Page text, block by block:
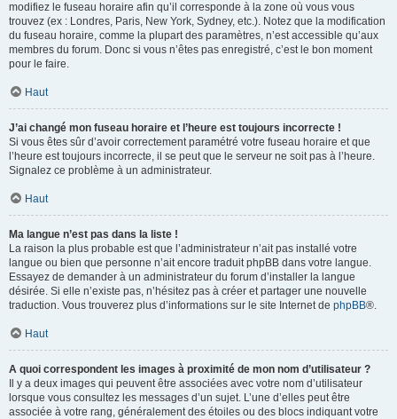
modifiez le fuseau horaire afin qu’il corresponde à la zone où vous vous
trouvez (ex : Londres, Paris, New York, Sydney, etc.). Notez que la modification
du fuseau horaire, comme la plupart des paramètres, n’est accessible qu’aux
membres du forum. Donc si vous n’êtes pas enregistré, c’est le bon moment
pour le faire.
Haut
J’ai changé mon fuseau horaire et l’heure est toujours incorrecte !
Si vous êtes sûr d’avoir correctement paramétré votre fuseau horaire et que
l’heure est toujours incorrecte, il se peut que le serveur ne soit pas à l’heure.
Signalez ce problème à un administrateur.
Haut
Ma langue n’est pas dans la liste !
La raison la plus probable est que l’administrateur n’ait pas installé votre
langue ou bien que personne n’ait encore traduit phpBB dans votre langue.
Essayez de demander à un administrateur du forum d’installer la langue
désirée. Si elle n’existe pas, n’hésitez pas à créer et partager une nouvelle
traduction. Vous trouverez plus d’informations sur le site Internet de phpBB®.
Haut
A quoi correspondent les images à proximité de mon nom d’utilisateur ?
Il y a deux images qui peuvent être associées avec votre nom d’utilisateur
lorsque vous consultez les messages d’un sujet. L’une d’elles peut être
associée à votre rang, généralement des étoiles ou des blocs indiquant votre